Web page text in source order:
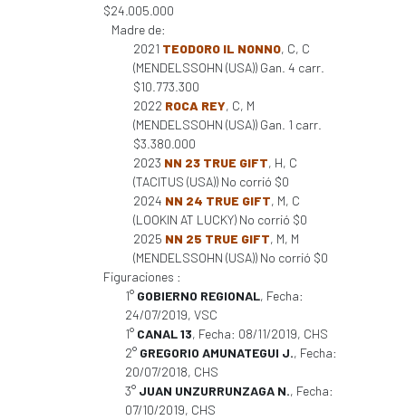
$24.005.000
Madre de:
2021 TEODORO IL NONNO, C, C
(MENDELSSOHN (USA)) Gan. 4 carr.
$10.773.300
2022 ROCA REY, C, M
(MENDELSSOHN (USA)) Gan. 1 carr.
$3.380.000
2023 NN 23 TRUE GIFT, H, C
(TACITUS (USA)) No corrió $0
2024 NN 24 TRUE GIFT, M, C
(LOOKIN AT LUCKY) No corrió $0
2025 NN 25 TRUE GIFT, M, M
(MENDELSSOHN (USA)) No corrió $0
Figuraciones :
1° GOBIERNO REGIONAL, Fecha:
24/07/2019, VSC
1° CANAL 13, Fecha: 08/11/2019, CHS
2° GREGORIO AMUNATEGUI J., Fecha:
20/07/2018, CHS
3° JUAN UNZURRUNZAGA N., Fecha:
07/10/2019, CHS